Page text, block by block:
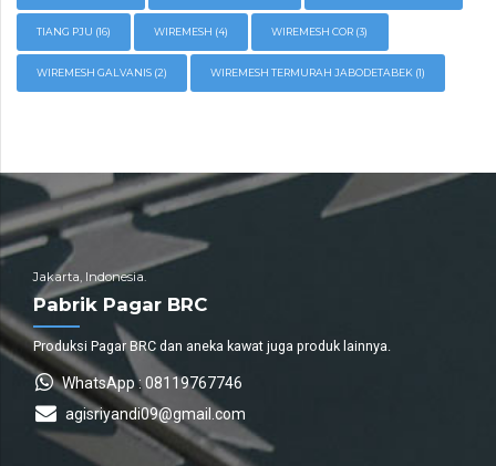
TIANG PJU (16) WIREMESH (4) WIREMESH COR (3)
WIREMESH GALVANIS (2) WIREMESH TERMURAH JABODETABEK (1)
Jakarta, Indonesia.
Pabrik Pagar BRC
Produksi Pagar BRC dan aneka kawat juga produk lainnya.
WhatsApp : 08119767746
agisriyandi09@gmail.com